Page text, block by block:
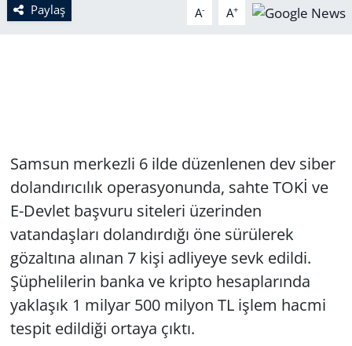
Paylaş A- A+
Samsun merkezli 6 ilde düzenlenen dev siber
dolandırıcılık operasyonunda, sahte TOKİ ve
E-Devlet başvuru siteleri üzerinden
vatandaşları dolandırdığı öne sürülerek
gözaltına alınan 7 kişi adliyeye sevk edildi.
Şüphelilerin banka ve kripto hesaplarında
yaklaşık 1 milyar 500 milyon TL işlem hacmi
tespit edildiği ortaya çıktı.